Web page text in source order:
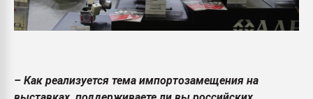
– Как реализуется тема импортозамещения на